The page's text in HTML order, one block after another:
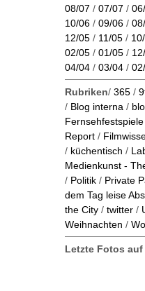
08/07 / 07/07 /
10/06 / 09/06 /
12/05 / 11/05 /
02/05 / 01/05 /
04/04 / 03/04 /
Rubriken/ 365 /
/ Blog interna /
Fernsehfestspiele
Report /
/ küchentisch /
Medienkunst -
/ Politik / Private
dem Tag leise
the City / twitter /
Weihnachten /
Letzte Fotos auf